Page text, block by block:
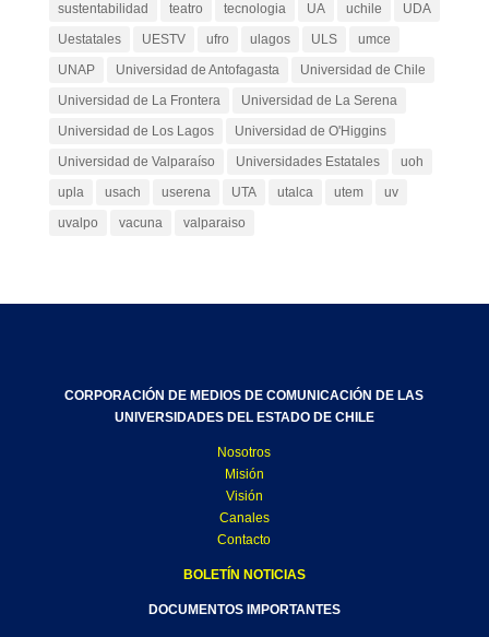
sustentabilidad
teatro tecnologia UA uchile
UDA
Uestatales
UESTV ufro ulagos ULS
umce
UNAP
Universidad de Antofagasta
Universidad de Chile
Universidad de La Frontera
Universidad de La Serena
Universidad de Los Lagos
Universidad de O'Higgins
Universidad de Valparaíso
Universidades Estatales
uoh
upla
usach userena UTA utalca utem
uv
uvalpo
vacuna valparaiso
CORPORACIÓN DE MEDIOS DE COMUNICACIÓN DE LAS
UNIVERSIDADES DEL ESTADO DE CHILE
Nosotros
Misión
Visión
Canales
Contacto
BOLETÍN NOTICIAS
DOCUMENTOS IMPORTANTES